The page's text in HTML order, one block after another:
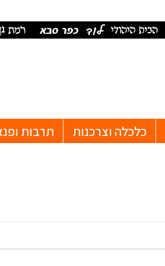
כלכלה וצרכנות תרבות